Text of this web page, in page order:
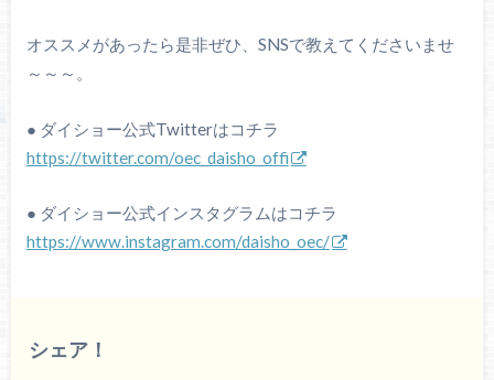
オススメがあったら是非ぜひ、SNSで教えてくださいませ
～～～。
● ダイショー公式Twitterはコチラ
https://twitter.com/oec_daisho_offi
● ダイショー公式インスタグラムはコチラ
https://www.instagram.com/daisho_oec/
シェア！